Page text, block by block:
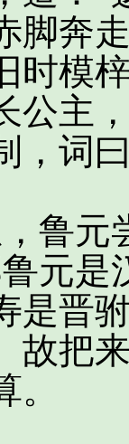
脚奔
时模
公主
，词
元
元
是晋
故把